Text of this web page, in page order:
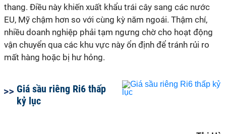
thang. Điều này khiến xuất khẩu trái cây sang các nước
EU, Mỹ chậm hơn so với cùng kỳ năm ngoái. Thậm chí,
nhiều doanh nghiệp phải tạm ngưng chờ cho hoạt động
vận chuyển qua các khu vực này ổn định để tránh rủi ro
mất hàng hoặc bị hư hỏng.
Giá sầu riêng Ri6 thấp
kỷ lục